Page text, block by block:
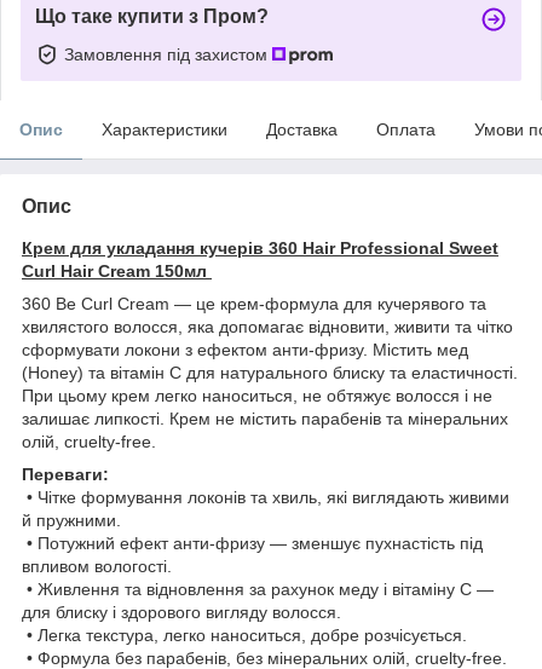
Що таке купити з Пром?
Замовлення під захистом
Опис Характеристики Доставка Оплата Умови
Опис
Крем для укладання кучерів 360 Hair Professional Sweet
Curl Hair Cream 150мл
360 Be Curl Cream — це крем-формула для кучерявого та
хвилястого волосся, яка допомагає відновити, живити та чітко
сформувати локони з ефектом анти-фризу. Містить мед
(Honey) та вітамін С для натурального блиску та еластичності.
При цьому крем легко наноситься, не обтяжує волосся і не
залишає липкості. Крем не містить парабенів та мінеральних
олій, cruelty-free.
Переваги:
• Чітке формування локонів та хвиль, які виглядають живими
й пружними.
• Потужний ефект анти-фризу — зменшує пухнастість під
впливом вологості.
• Живлення та відновлення за рахунок меду і вітаміну С —
для блиску і здорового вигляду волосся.
• Легка текстура, легко наноситься, добре розчісується.
• Формула без парабенів, без мінеральних олій, cruelty-free.